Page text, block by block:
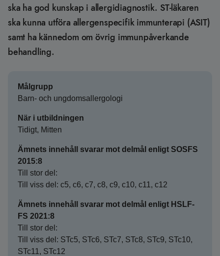
ska ha god kunskap i allergidiagnostik. ST-läkaren
ska kunna utföra allergenspecifik immunterapi (ASIT)
samt ha kännedom om övrig immunpåverkande
behandling.
Målgrupp
Barn- och ungdomsallergologi
När i utbildningen
Tidigt, Mitten
Ämnets innehåll svarar mot delmål enligt SOSFS
2015:8
Till stor del:
Till viss del: c5, c6, c7, c8, c9, c10, c11, c12
Ämnets innehåll svarar mot delmål enligt HSLF-
FS 2021:8
Till stor del:
Till viss del: STc5, STc6, STc7, STc8, STc9, STc10,
STc11, STc12